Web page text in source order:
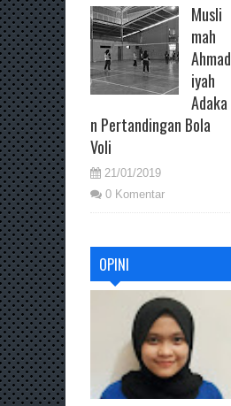
Musli
mah
Ahmad
iyah
Adaka
n Pertandingan Bola
Voli
21/01/2019
0 Komentar
OPINI